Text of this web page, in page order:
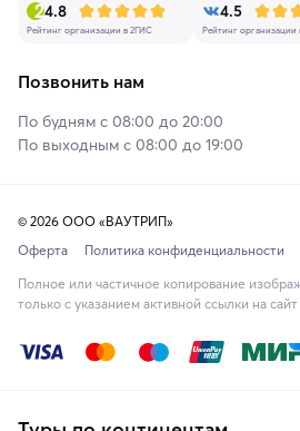
4.8
Рейтинг организации в 2ГИС
4.5
Рейтинг организации
Позвонить нам
По будням с 08:00 до 20:00
По выходным с 08:00 до 19:00
© 2026 ООО «ВАУТРИП»
Оферта
Политика конфиденциальности
Полное или частичное копирование
только с указанием активной ссылки на сайт